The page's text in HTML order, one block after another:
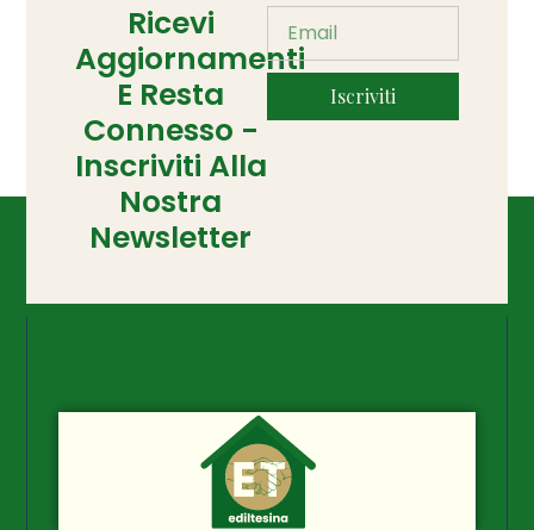
Ricevi
Aggiornamenti
E Resta
Connesso -
Inscriviti Alla
Nostra
Newsletter
Iscriviti